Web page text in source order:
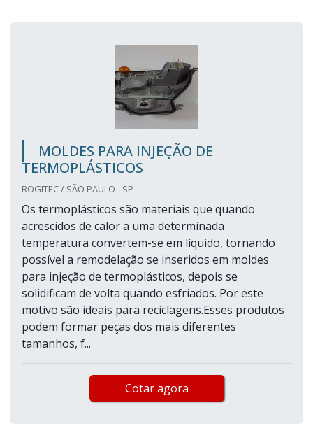
MOLDES PARA INJEÇÃO DE
TERMOPLÁSTICOS
ROGITEC / SÃO PAULO - SP
Os termoplásticos são materiais que quando
acrescidos de calor a uma determinada
temperatura convertem-se em líquido, tornando
possível a remodelação se inseridos em moldes
para injeção de termoplásticos, depois se
solidificam de volta quando esfriados. Por este
motivo são ideais para reciclagens.Esses produtos
podem formar peças dos mais diferentes
tamanhos, f...
Cotar agora